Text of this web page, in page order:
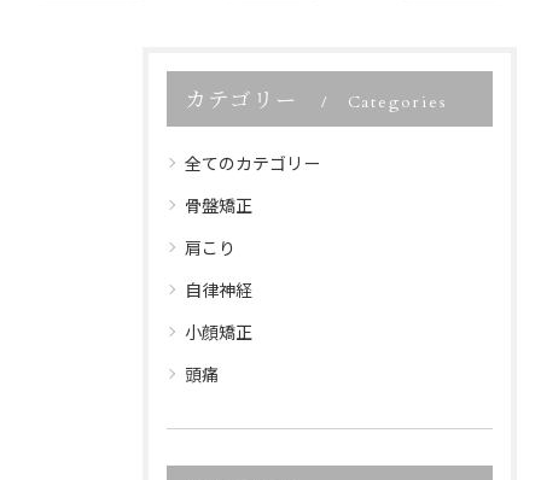
カテゴリー Categories
全てのカテゴリー
骨盤矯正
肩こり
自律神経
小顔矯正
頭痛